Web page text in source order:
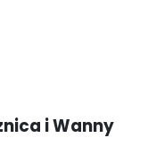
i Wanny